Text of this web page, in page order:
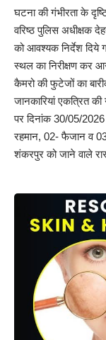
घटना की गंभीरता के
वरिष्ठ पुलिस अधीक्षक
को आवश्यक निर्देश दिये
स्थल का निरीक्षण कर
कैमरो की फुटेजों का
जानकारियां एकत्रित
पर दिनांक 30/05/2026
रहमान, 02- फैजान व
शंकरपुर को जाने वाले